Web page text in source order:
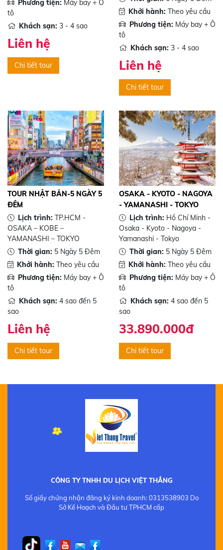
Phương tiện: Máy bay + Ô
tô
Khách sạn: 3 - 4 sao
Liên hệ
Chi tiết tour
Khởi hành: Theo yêu cầu
Phương tiện: Máy bay + Ô
tô
Khách sạn: 3 - 4 sao
Liên hệ
Chi tiết tour
TOUR NHẬT BẢN-5 NGÀY 5
ĐÊM
Lịch trình: TP.HCM -
OSAKA – KOBE –
YAMANASHI – TOKYO
Thời gian: 5 Ngày 5 Đêm
Khởi hành: Theo yêu cầu
Phương tiện: Máy bay + Ô
tô
Khách sạn: 4 sao đến 5
sao
Liên hệ
Chi tiết tour
OSAKA - KYOTO - NAGOYA
- YAMANASHI - TOKYO
Lịch trình: Hồ Chí Minh -
Osaka - Kyoto - Nagoya -
Yamanashi - Tokyo
Thời gian: 5 Ngày 5 Đêm
Khởi hành: Theo yêu cầu
Phương tiện: Máy bay + Ô
tô
Khách sạn: 4 sao đến 5
sao
33.890.000đ
Chi tiết tour
CÔNG TY TNHH DU LỊCH VIỆT THẮNG
Số giấy chứng nhận đăng ký kinh doanh: 0313538903 Do
Sở Kế Hoạch và Đầu tư TPHCM cấp